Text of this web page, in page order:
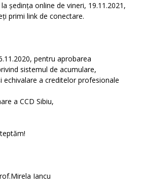
ședința online de vineri, 19.11.2021,
primi link de conectare.
pentru aprobarea
sistemul de acumulare,
echivalare a creditelor profesionale
a CCD Sibiu,
Iancu